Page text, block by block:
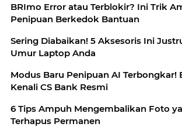
BRImo Error atau Terblokir? Ini Trik
Penipuan Berkedok Bantuan
Sering Diabaikan! 5 Aksesoris Ini
Umur Laptop Anda
Modus Baru Penipuan AI Terbongkar!
Kenali CS Bank Resmi
6 Tips Ampuh Mengembalikan Foto
Terhapus Permanen